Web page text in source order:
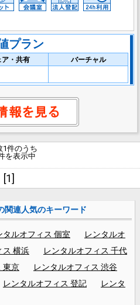
プラン
ア・共有 バーチャル
1件のうち
を表示中
[1]
関連人気のキーワード
タルオフィス 個室
レンタルオ
ス 横浜
レンタルオフィス 千代
東京
レンタルオフィス 渋谷
レンタルオフィス 登記
レンタ